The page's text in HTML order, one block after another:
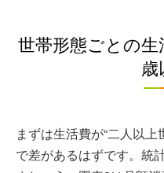
世帯形態ごとの
歳
まずは生活費が“二人以上
で差があるはずです。統